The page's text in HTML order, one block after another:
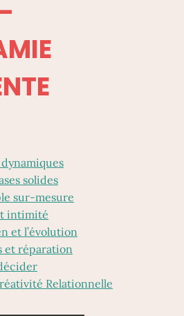
solides
sur-mesure
intimité
et l’évolution
et réparation
Relationnelle